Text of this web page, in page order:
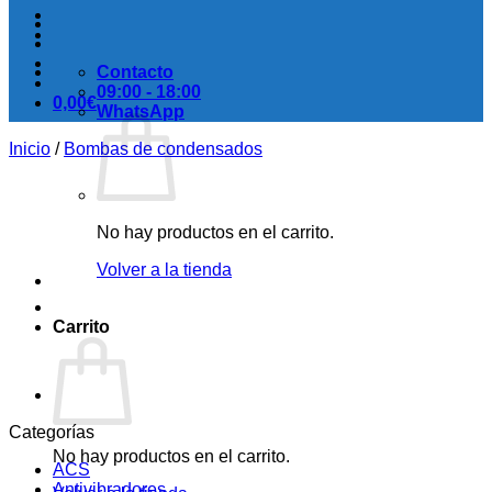
0,00€
No hay productos en el carrito.
Volver a la tienda
Carrito
No hay productos en el carrito.
Contacto
09:00 - 18:00
WhatsApp
Inicio / Bombas de condensados
Categorías
ACS